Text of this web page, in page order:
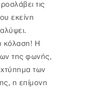
τις
εκείνη
κόλαση! Η
της φωνής,
των
η επίμονη